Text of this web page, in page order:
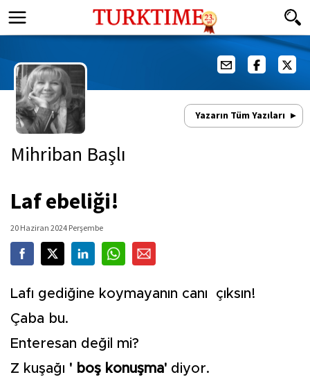
Yazarın Tüm Yazıları
Mihriban Başlı
Laf ebeliği!
20 Haziran 2024 Perşembe
Lafı gediğine koymayanın canı çıksın!
Çaba bu.
Enteresan değil mi?
Z kuşağı ' boş konuşma' diyor.